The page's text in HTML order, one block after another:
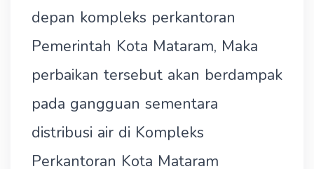
depan kompleks perkantoran
Pemerintah Kota Mataram, Maka
perbaikan tersebut akan berdampak
pada gangguan sementara
distribusi air di Kompleks
Perkantoran Kota Mataram